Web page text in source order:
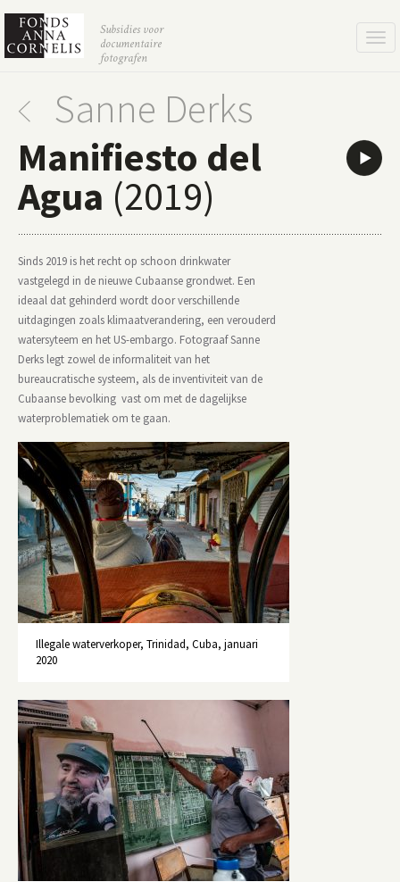
Subsidies voor
documentaire
fotografen
Sanne Derks
Manifiesto del
Agua (2019)
Sinds 2019 is het recht op schoon drinkwater
vastgelegd in de nieuwe Cubaanse grondwet. Een
ideaal dat gehinderd wordt door verschillende
uitdagingen zoals klimaatverandering, een verouderd
watersyteem en het US-embargo. Fotograaf Sanne
Derks legt zowel de informaliteit van het
bureaucratische systeem, als de inventiviteit van de
Cubaanse bevolking vast om met de dagelijkse
waterproblematiek om te gaan.
Illegale waterverkoper, Trinidad, Cuba, januari
2020